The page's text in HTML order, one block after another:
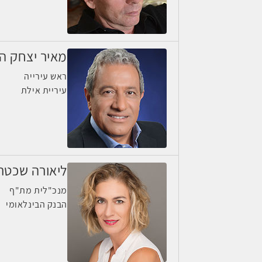
מאיר יצחק
ראש עירייה
עיריית אילת
ליאורה
מנכ"לית מת"ף
הבנק הבינלאומי